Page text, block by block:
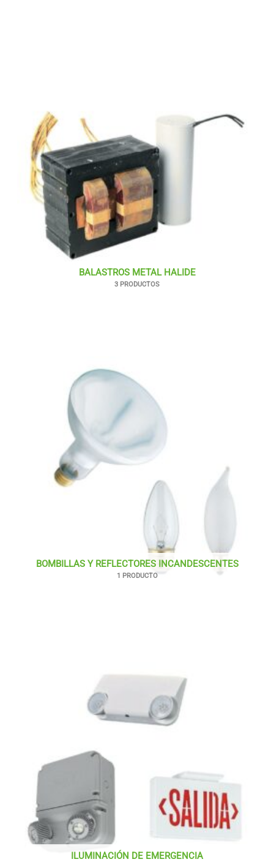
BALASTROS METAL HALIDE
3 PRODUCTOS
BOMBILLAS Y REFLECTORES INCANDESCENTES
1 PRODUCTO
ILUMINACIÓN DE EMERGENCIA